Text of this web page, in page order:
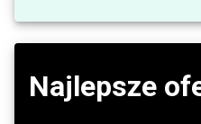
Najlepsze